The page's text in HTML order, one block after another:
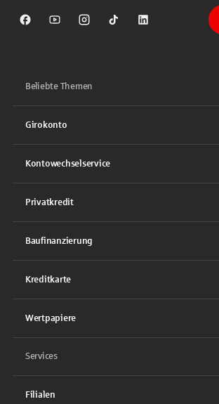
Sparkasse auf Facebook
Sparkasse auf Youtube
Sparkasse auf Instagram
Sparkasse auf TikTok
Sparkasse auf
Beliebte Themen
Girokonto
Kontowechselservice
Privatkredit
Baufinanzierung
Kreditkarte
Wertpapiere
Services
Filialen